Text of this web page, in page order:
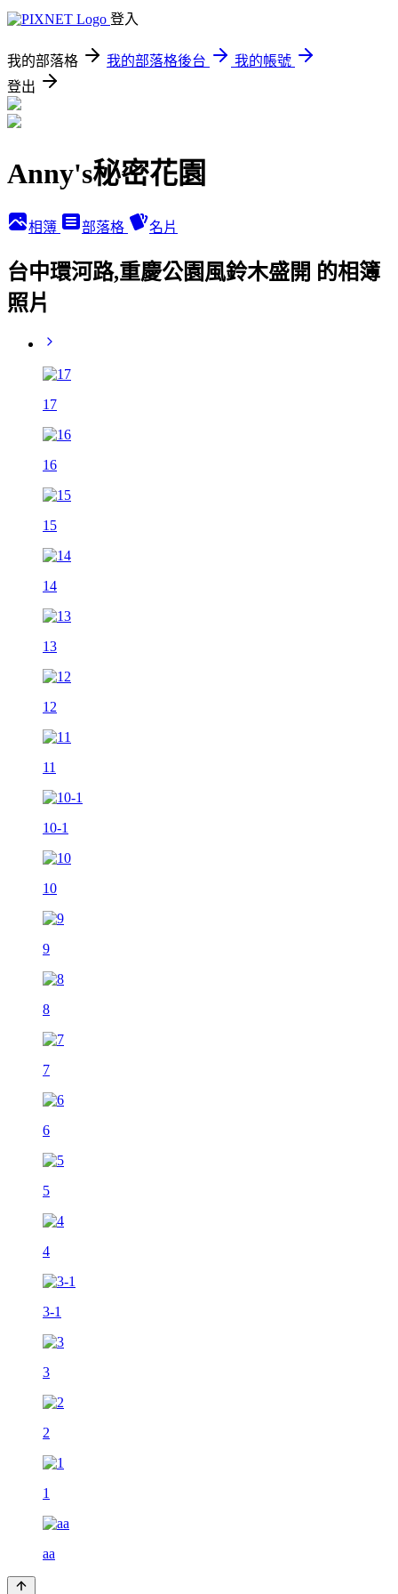
登入
我的部落格 我的部落格後台
我的帳號
登出
Anny's秘密花園
相簿 部落格 名片
台中環河路,重慶公園風鈴木盛開 的相簿
照片
17
16
15
14
13
12
11
10-1
10
9
8
7
6
5
4
3-1
3
2
1
aa